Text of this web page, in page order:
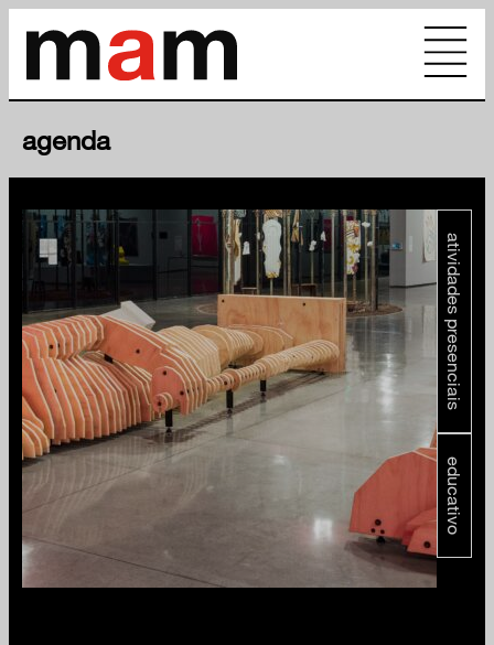
agenda
atividades presenciais
educativo